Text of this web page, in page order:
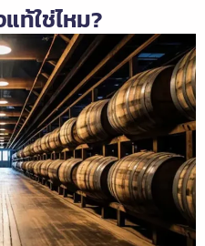
ท้ใช่ไหม?